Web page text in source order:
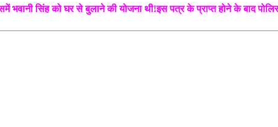
सिंह को घर से बुलाने की योजना थी!इस पत्र के प्राप्त होने के बाद